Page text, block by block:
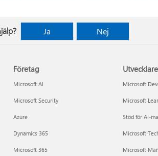
Ja Nej
Företag
Microsoft AI
Microsoft Security
Azure
Dynamics 365
Microsoft 365
Microsoft
Microsoft
Stöd för AI-
Microsoft
Microsoft